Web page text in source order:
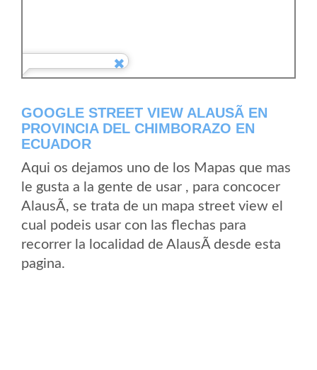
GOOGLE STREET VIEW ALAUSÃ­ EN
PROVINCIA DEL CHIMBORAZO EN
ECUADOR
Aqui os dejamos uno de los Mapas que mas
le gusta a la gente de usar , para concocer
AlausÃ­, se trata de un mapa street view el
cual podeis usar con las flechas para
recorrer la localidad de AlausÃ­ desde esta
pagina.